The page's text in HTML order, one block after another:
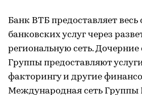
Банк ВТБ предоставляет весь
банковских услуг через
региональную сеть.
Группы предоставляют
факторингу и другие
Международная сеть Группы